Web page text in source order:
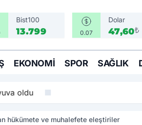
Bist100
13.799 0.07
Dolar
47,60₺
EKONOMI SPOR SAĞLIK
oldu
hükümete ve muhalefete eleştiriler